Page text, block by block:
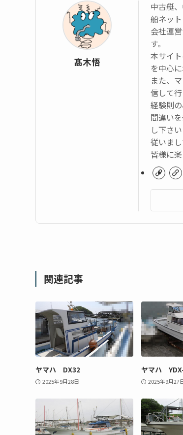
髙木悟
中古艇
船ネッ
会社運
す。
本サイ
を中心
また、
信して行
経験則
間違い
し下さ
従いま
皆様に
関連記事
ヤマハ DX32
2025年9月28日
ヤマハ
2025年9月27